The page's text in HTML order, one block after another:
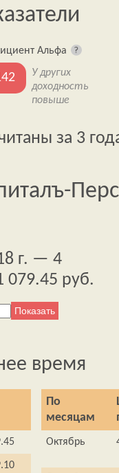
Альфа
У других
доходность
повыше
за 3
г. — 4
руб.
время
По
месяцам
Октябрь